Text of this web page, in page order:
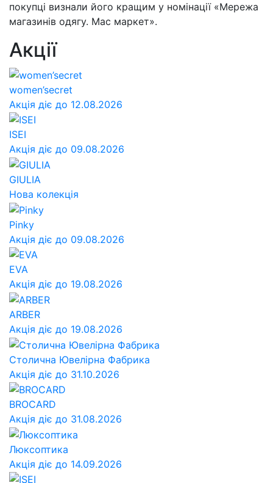
покупці визнали його кращим у номінації «Мережа
магазинів одягу. Мас маркет».
Акції
women’secret
Акція діє до 12.08.2026
ISEI
Акція діє до 09.08.2026
GIULIA
Нова колекція
Pinky
Акція діє до 09.08.2026
EVA
Акція діє до 19.08.2026
ARBER
Акція діє до 19.08.2026
Столична Ювелірна Фабрика
Акція діє до 31.10.2026
BROCARD
Акція діє до 31.08.2026
Люксоптика
Акція діє до 14.09.2026